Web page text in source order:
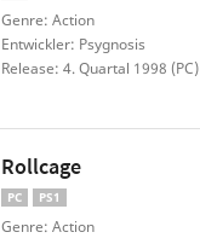
Genre: Action
Entwickler: Psygnosis
Release: 4. Quartal 1998 (PC)
Rollcage
PC PS1
Genre: Action